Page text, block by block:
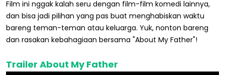
Film ini nggak kalah seru dengan film-film komedi lainnya,
dan bisa jadi pilihan yang pas buat menghabiskan waktu
bareng teman-teman atau keluarga. Yuk, nonton bareng
dan rasakan kebahagiaan bersama "About My Father"!
Trailer About My Father